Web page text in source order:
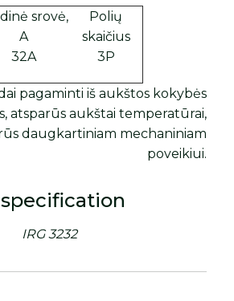
srovė,
A
Polių
skaičius
32A 3P
pagaminti iš aukštos kokybės
atsparūs aukštai temperatūrai,
daugkartiniam mechaniniam
poveikiui.
IRG 3232